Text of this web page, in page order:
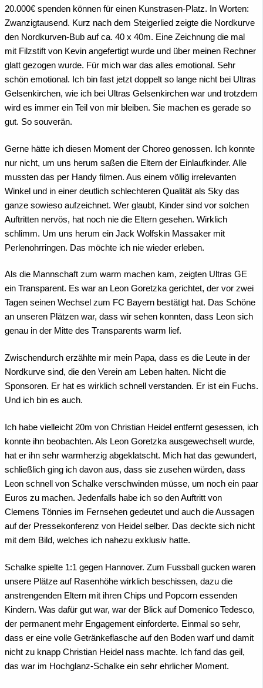
20.000€ spenden können für einen Kunstrasen-Platz. In Worten:
Zwanzigtausend. Kurz nach dem Steigerlied zeigte die Nordkurve
den Nordkurven-Bub auf ca. 40 x 40m. Eine Zeichnung die mal
mit Filzstift von Kevin angefertigt wurde und über meinen Rechner
glatt gezogen wurde. Für mich war das alles emotional. Sehr
schön emotional. Ich bin fast jetzt doppelt so lange nicht bei Ultras
Gelsenkirchen, wie ich bei Ultras Gelsenkirchen war und trotzdem
wird es immer ein Teil von mir bleiben. Sie machen es gerade so
gut. So souverän.
Gerne hätte ich diesen Moment der Choreo genossen. Ich konnte
nur nicht, um uns herum saßen die Eltern der Einlaufkinder. Alle
mussten das per Handy filmen. Aus einem völlig irrelevanten
Winkel und in einer deutlich schlechteren Qualität als Sky das
ganze sowieso aufzeichnet. Wer glaubt, Kinder sind vor solchen
Auftritten nervös, hat noch nie die Eltern gesehen. Wirklich
schlimm. Um uns herum ein Jack Wolfskin Massaker mit
Perlenohrringen. Das möchte ich nie wieder erleben.
Als die Mannschaft zum warm machen kam, zeigten Ultras GE
ein Transparent. Es war an Leon Goretzka gerichtet, der vor zwei
Tagen seinen Wechsel zum FC Bayern bestätigt hat. Das Schöne
an unseren Plätzen war, dass wir sehen konnten, dass Leon sich
genau in der Mitte des Transparents warm lief.
Zwischendurch erzählte mir mein Papa, dass es die Leute in der
Nordkurve sind, die den Verein am Leben halten. Nicht die
Sponsoren. Er hat es wirklich schnell verstanden. Er ist ein Fuchs.
Und ich bin es auch.
Ich habe vielleicht 20m von Christian Heidel entfernt gesessen, ich
konnte ihn beobachten. Als Leon Goretzka ausgewechselt wurde,
hat er ihn sehr warmherzig abgeklatscht. Mich hat das gewundert,
schließlich ging ich davon aus, dass sie zusehen würden, dass
Leon schnell von Schalke verschwinden müsse, um noch ein paar
Euros zu machen. Jedenfalls habe ich so den Auftritt von
Clemens Tönnies im Fernsehen gedeutet und auch die Aussagen
auf der Pressekonferenz von Heidel selber. Das deckte sich nicht
mit dem Bild, welches ich nahezu exklusiv hatte.
Schalke spielte 1:1 gegen Hannover. Zum Fussball gucken waren
unsere Plätze auf Rasenhöhe wirklich beschissen, dazu die
anstrengenden Eltern mit ihren Chips und Popcorn essenden
Kindern. Was dafür gut war, war der Blick auf Domenico Tedesco,
der permanent mehr Engagement einforderte. Einmal so sehr,
dass er eine volle Getränkeflasche auf den Boden warf und damit
nicht zu knapp Christian Heidel nass machte. Ich fand das geil,
das war im Hochglanz-Schalke ein sehr ehrlicher Moment.